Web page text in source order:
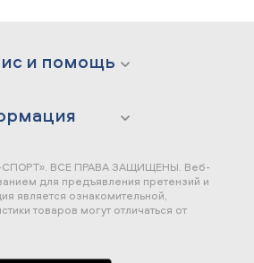
и помощь
СПОРТ». ВСЕ ПРАВА ЗАЩИЩЕНЫ. Веб-
для предъявления претензий и
является ознакомительной,
товаров могут отличаться от